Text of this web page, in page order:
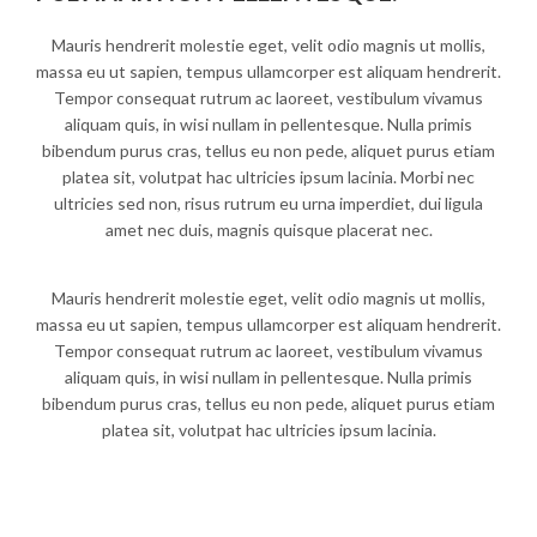
Mauris hendrerit molestie eget, velit odio magnis ut mollis,
massa eu ut sapien, tempus ullamcorper est aliquam hendrerit.
Tempor consequat rutrum ac laoreet, vestibulum vivamus
aliquam quis, in wisi nullam in pellentesque. Nulla primis
bibendum purus cras, tellus eu non pede, aliquet purus etiam
platea sit, volutpat hac ultricies ipsum lacinia. Morbi nec
ultricies sed non, risus rutrum eu urna imperdiet, dui ligula
amet nec duis, magnis quisque placerat nec.
Mauris hendrerit molestie eget, velit odio magnis ut mollis,
massa eu ut sapien, tempus ullamcorper est aliquam hendrerit.
Tempor consequat rutrum ac laoreet, vestibulum vivamus
aliquam quis, in wisi nullam in pellentesque. Nulla primis
bibendum purus cras, tellus eu non pede, aliquet purus etiam
platea sit, volutpat hac ultricies ipsum lacinia.